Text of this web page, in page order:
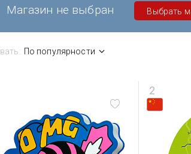
Магазин не выбран Выбрать
По популярности
2